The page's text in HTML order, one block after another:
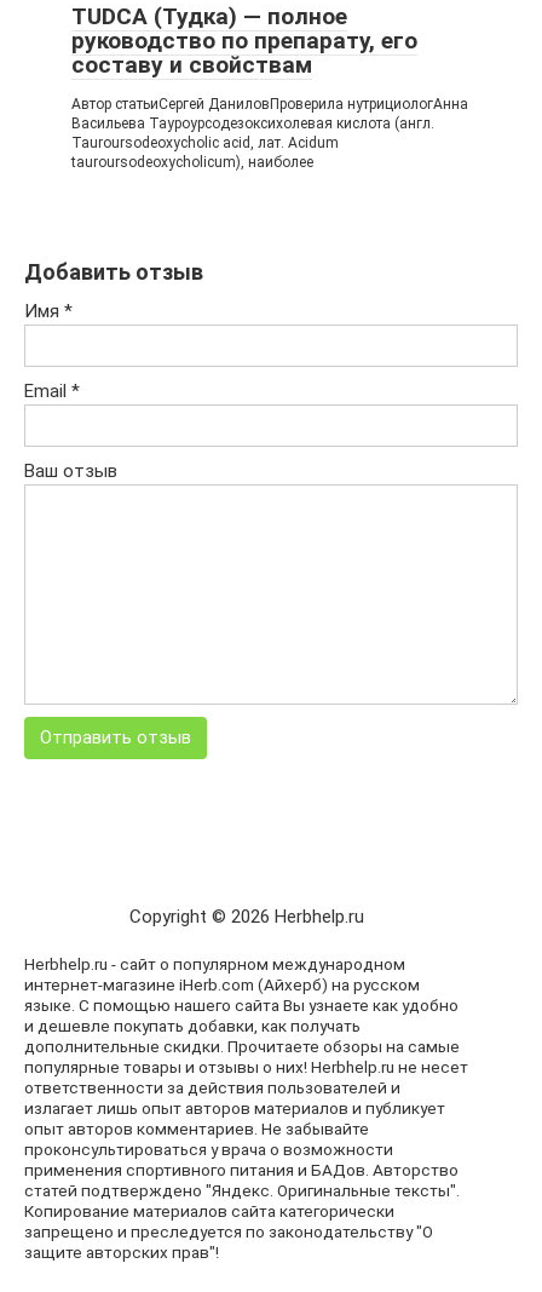
TUDCA (Тудка) — полное
руководство по препарату, его
составу и свойствам
Автор статьиСергей ДаниловПроверила нутрициологАнна
Васильева Тауроурсодезоксихолевая кислота (англ.
Tauroursodeoxycholic acid, лат. Acidum
tauroursodeoxycholicum), наиболее
Добавить отзыв
Имя *
Email *
Ваш отзыв
Copyright © 2026 Herbhelp.ru
Herbhelp.ru - сайт о популярном международном
интернет-магазине iHerb.com (Айхерб) на русском
языке. С помощью нашего сайта Вы узнаете как удобно
и дешевле покупать добавки, как получать
дополнительные скидки. Прочитаете обзоры на самые
популярные товары и отзывы о них! Herbhelp.ru не несет
ответственности за действия пользователей и
излагает лишь опыт авторов материалов и публикует
опыт авторов комментариев. Не забывайте
проконсультироваться у врача о возможности
применения спортивного питания и БАДов. Авторство
статей подтверждено "Яндекс. Оригинальные тексты".
Копирование материалов сайта категорически
запрещено и преследуется по законодательству "О
защите авторских прав"!